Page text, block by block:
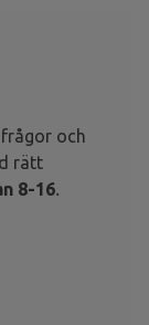
och
rätt
8-16.